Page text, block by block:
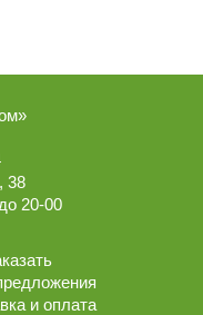
38
20-00
и оплата